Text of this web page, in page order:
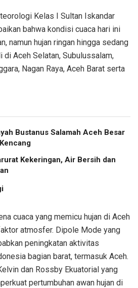
Kelas I Sultan Iskandar
bahwa kondisi cuaca hari ini
namun hujan ringan hingga sedang
Aceh Selatan, Subulussalam,
Nagan Raya, Aceh Barat serta
Bustanus Salamah Aceh Besar
Kekeringan, Air Bersih dan
cuaca yang memicu hujan di Aceh
atmosfer. Dipole Mode yang
peningkatan aktivitas
bagian barat, termasuk Aceh.
dan Rossby Ekuatorial yang
pertumbuhan awan hujan di